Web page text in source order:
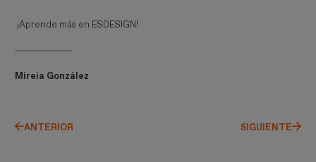
¡Aprende más en ESDESIGN!
Mireia González
ANTERIOR SIGUIENTE